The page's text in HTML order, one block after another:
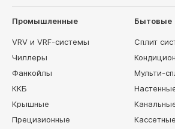
Промышленные
VRV и VRF-системы
Чиллеры
Фанкойлы
ККБ
Крышные
Прецизионные
Бытовые
Сплит
Мульти-
Кассетные